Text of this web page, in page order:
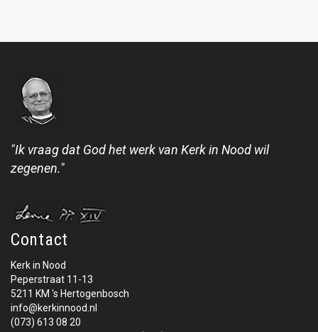
"Ik vraag dat God het werk van Kerk in Nood wil
zegenen."
Contact
Kerk in Nood
Peperstraat 11-13
5211 KM 's Hertogenbosch
info@kerkinnood.nl
(073) 613 08 20